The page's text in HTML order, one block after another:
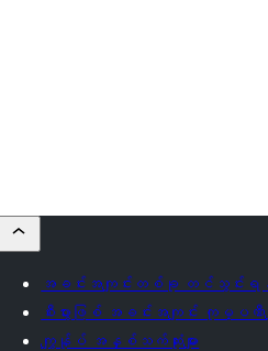
အခင်းအကျင်းတစ်ခု တင်သွင်းရ
စီးပွားဖြစ် အခင်းအကျင်း ကုမ္ပဏီမျ
ကျွန်ုပ် အနှစ်သက်ဆုံးများ